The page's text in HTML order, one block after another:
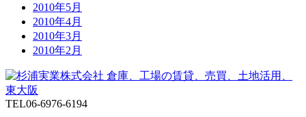
2010年5月
2010年4月
2010年3月
2010年2月
TEL06-6976-6194